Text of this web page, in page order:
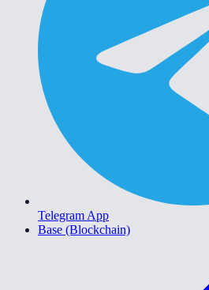
Telegram App
Base (Blockchain)